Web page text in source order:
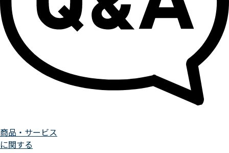
商品・サービス
に関する